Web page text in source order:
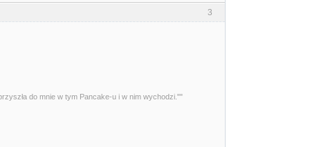
3
do mnie w tym Pancake-u i w nim wychodzi.""